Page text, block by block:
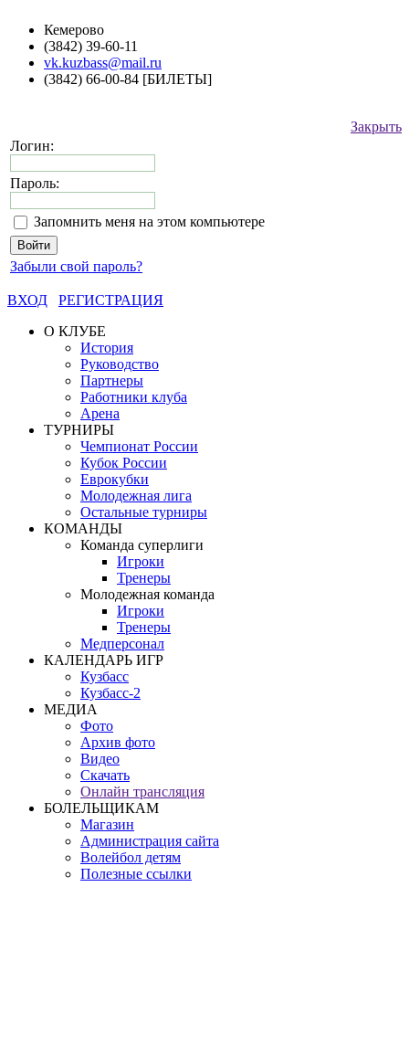
Кемерово
(3842) 39-60-11
vk.kuzbass@mail.ru
(3842) 66-00-84 [БИЛЕТЫ]
Закрыть
Логин:
Пароль:
Запомнить меня на этом компьютере
Забыли свой пароль?
ВХОД
РЕГИСТРАЦИЯ
О КЛУБЕ
История
Руководство
Партнеры
Работники клуба
Арена
ТУРНИРЫ
Чемпионат России
Кубок России
Еврокубки
Молодежная лига
Остальные турниры
КОМАНДЫ
Команда суперлиги
Игроки
Тренеры
Молодежная команда
Игроки
Тренеры
Медперсонал
КАЛЕНДАРЬ ИГР
Кузбасс
Кузбасс-2
МЕДИА
Фото
Архив фото
Видео
Скачать
Онлайн трансляция
БОЛЕЛЬЩИКАМ
Магазин
Администрация сайта
Волейбол детям
Полезные ссылки